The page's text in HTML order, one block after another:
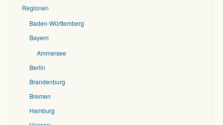
Regionen
Baden-Württemberg
Bayern
Ammersee
Berlin
Brandenburg
Bremen
Hamburg